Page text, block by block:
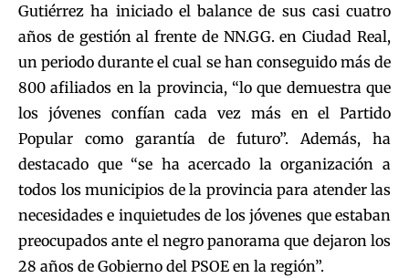
Gutiérrez ha iniciado el balance de sus casi cuatro
años de gestión al frente de NN.GG. en Ciudad Real,
un periodo durante el cual se han conseguido más de
800 afiliados en la provincia, “lo que demuestra que
los jóvenes confían cada vez más en el Partido
Popular como garantía de futuro”. Además, ha
destacado que “se ha acercado la organización a
todos los municipios de la provincia para atender las
necesidades e inquietudes de los jóvenes que estaban
preocupados ante el negro panorama que dejaron los
28 años de Gobierno del PSOE en la región”.